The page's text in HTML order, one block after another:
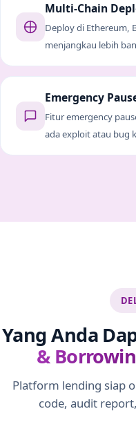
Multi-Chain
Deploy di Ethereum,
menjangkau lebih
Emergency
Fitur emergency
ada exploit atau bug
Yang Anda
&
Platform lending siap
code, audit